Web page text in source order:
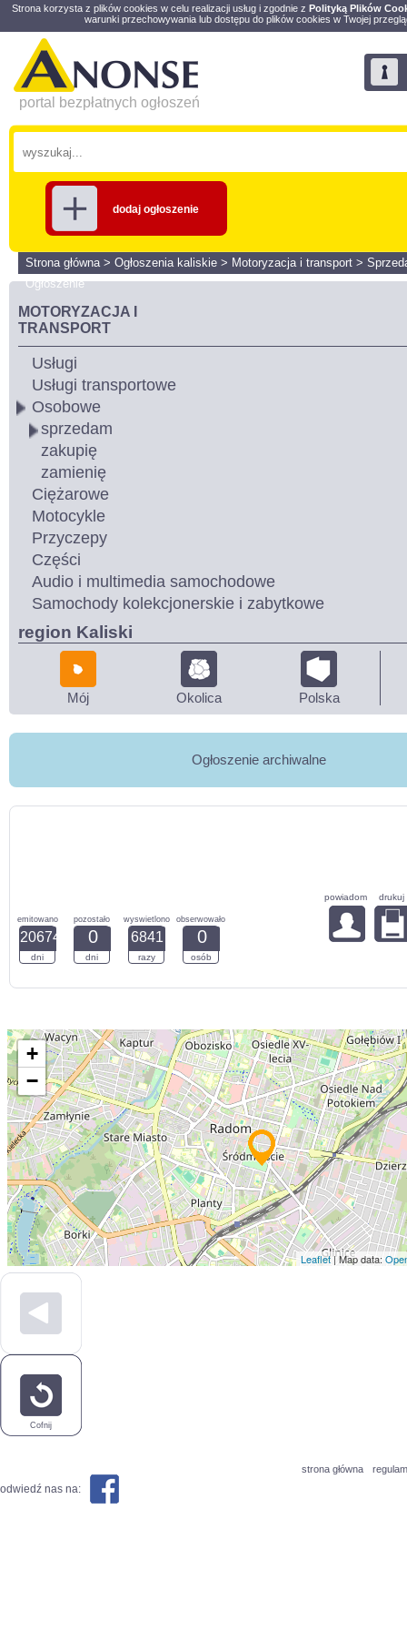
Strona korzysta z plików cookies w celu realizacji usług i zgodnie z Polityką Plików
warunki przechowywania lub dostępu do plików cookies w Twojej
portal bezpłatnych ogłoszeń
dodaj ogłoszenie
Strona główna> Ogłoszenia kaliskie > Motoryzacja i transport >
Ogłoszenie
MOTORYZACJA I
TRANSPORT
Usługi
Usługi transportowe
Osobowe
sprzedam
zakupię
zamienię
Ciężarowe
Motocykle
Przyczepy
Części
Audio i multimedia samochodowe
Samochody kolekcjonerskie i zabytkowe
region Kaliski
Mój Okolica Polska
Ogłoszenie archiwalne
emitowano
20674
dni
pozostało
0
dni
wyswietlono
6841
razy
obserwowało
0
osób
powiadom drukuj
+
−
Leaflet| Map data:
Cofnij
strona główna
odwiedź nas na: